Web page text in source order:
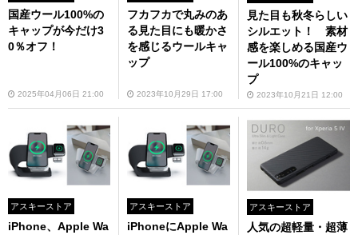
国産ウール100%の
キャップが今だけ3
0％オフ！
2025年04月06日 21:00
フカフカで丸みのあ
る見た目にも暖かさ
を感じるウールキャ
ップ
2023年10月29日 17:00
見た目も秋冬らしい
シルエット！ 素材
感を楽しめる国産ウ
ール100%のキャッ
プ
2023年10月21日 12:00
アスキーストア
iPhone、Apple Wa
アスキーストア
iPhoneにApple Wa
アスキーストア
人気の超軽量・超薄